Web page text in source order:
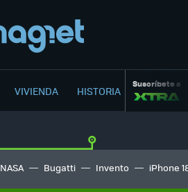
VIVIENDA HISTORIA Suscríbete a
NASA Bugatti Invento iPhone